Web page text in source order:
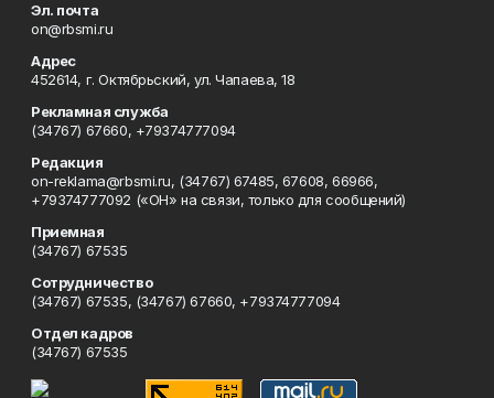
Эл. почта
on@rbsmi.ru
Адрес
452614, г. Октябрьский, ул. Чапаева, 18
Рекламная служба
(34767) 67660, +79374777094
Редакция
on-reklama@rbsmi.ru, (34767) 67485, 67608, 66966,
+79374777092 («ОН» на связи, только для сообщений)
Приемная
(34767) 67535
Сотрудничество
(34767) 67535, (34767) 67660, +79374777094
Отдел кадров
(34767) 67535